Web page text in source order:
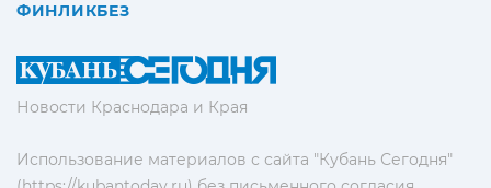
Новости Краснодара и Края
Использование материалов с сайта "Кубань Сегодня"
ФИНЛИКБЕЗ